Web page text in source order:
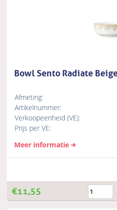
Bowl Sento Radiate
Afmeting:
Artikelnummer:
Verkoopeenheid (VE):
Prijs per VE:
Meer informatie
€11,55